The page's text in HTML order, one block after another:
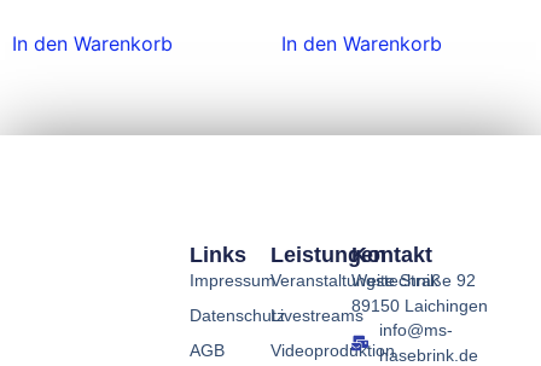
In den Warenkorb In den Warenkorb
Leistungen
Veranstaltungstechnik
Livestreams
Videoproduktion
Links
Impressum
Datenschutz
AGB
Kontakt
Weite Straße 92
89150 Laichingen
info@ms-
hasebrink.de